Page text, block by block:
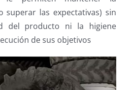
superar las expectativas) sin
del producto ni la higiene
de sus objetivos